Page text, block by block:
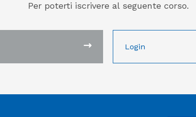
Per poterti iscrivere al seguente corso.
Login